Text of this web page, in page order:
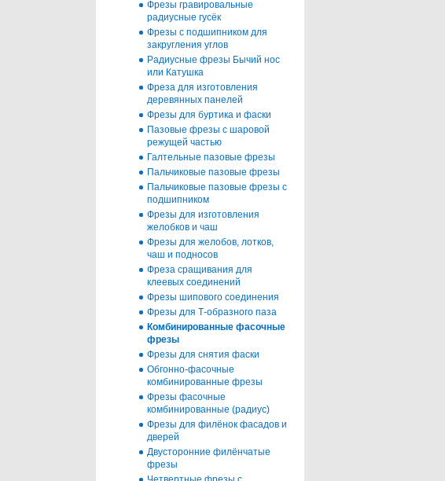
Фрезы гравировальные
радиусные гусёк
Фрезы с подшипником для
закругления углов
Радиусные фрезы Бычий нос
или Катушка
Фреза для изготовления
деревянных панелей
Фрезы для буртика и фаски
Пазовые фрезы с шаровой
режущей частью
Галтельные пазовые фрезы
Пальчиковые пазовые фрезы
Пальчиковые пазовые фрезы с
подшипником
Фрезы для изготовления
желобков и чаш
Фрезы для желобов, лотков,
чаш и подносов
Фреза сращивания для
клеевых соединений
Фрезы шипового соединения
Фрезы для Т-образного паза
Комбинированные фасочные
фрезы
Фрезы для снятия фаски
Обгонно-фасочные
комбинированные фрезы
Фрезы фасочные
комбинированные (радиус)
Фрезы для филёнок фасадов и
дверей
Двусторонние филёнчатые
фрезы